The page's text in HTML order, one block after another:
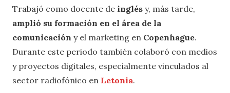
Trabajó como docente de inglés y, más tarde,
amplió su formación en el área de la
comunicación y el marketing en Copenhague.
Durante este periodo también colaboró con medios
y proyectos digitales, especialmente vinculados al
sector radiofónico en Letonia.